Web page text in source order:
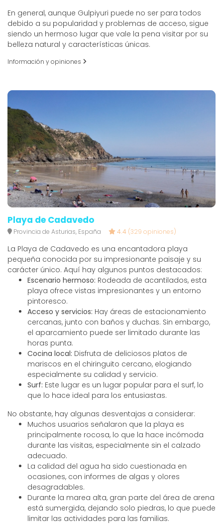
En general, aunque Gulpiyuri puede no ser para todos
debido a su popularidad y problemas de acceso, sigue
siendo un hermoso lugar que vale la pena visitar por su
belleza natural y características únicas.
Información y opiniones
Playa de Cadavedo
Provincia de Asturias, España 4.4 (329 opiniones)
La Playa de Cadavedo es una encantadora playa
pequeña conocida por su impresionante paisaje y su
carácter único. Aquí hay algunos puntos destacados:
Escenario hermoso: Rodeada de acantilados, esta
playa ofrece vistas impresionantes y un entorno
pintoresco.
Acceso y servicios: Hay áreas de estacionamiento
cercanas, junto con baños y duchas. Sin embargo,
el aparcamiento puede ser limitado durante las
horas punta.
Cocina local: Disfruta de deliciosos platos de
mariscos en el chiringuito cercano, elogiando
especialmente su calidad y servicio.
Surf: Este lugar es un lugar popular para el surf, lo
que lo hace ideal para los entusiastas.
No obstante, hay algunas desventajas a considerar:
Muchos usuarios señalaron que la playa es
principalmente rocosa, lo que la hace incómoda
durante las visitas, especialmente sin el calzado
adecuado.
La calidad del agua ha sido cuestionada en
ocasiones, con informes de algas y olores
desagradables.
Durante la marea alta, gran parte del área de arena
está sumergida, dejando solo piedras, lo que puede
limitar las actividades para las familias.